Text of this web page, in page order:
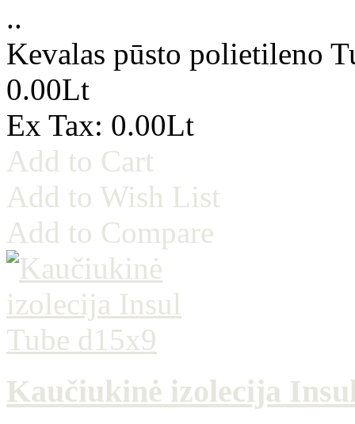
..
Kevalas pūsto polietileno
0.00Lt
Ex Tax: 0.00Lt
Add to Cart
Add to Wish List
Add to Compare
Kaučiukinė izolecija